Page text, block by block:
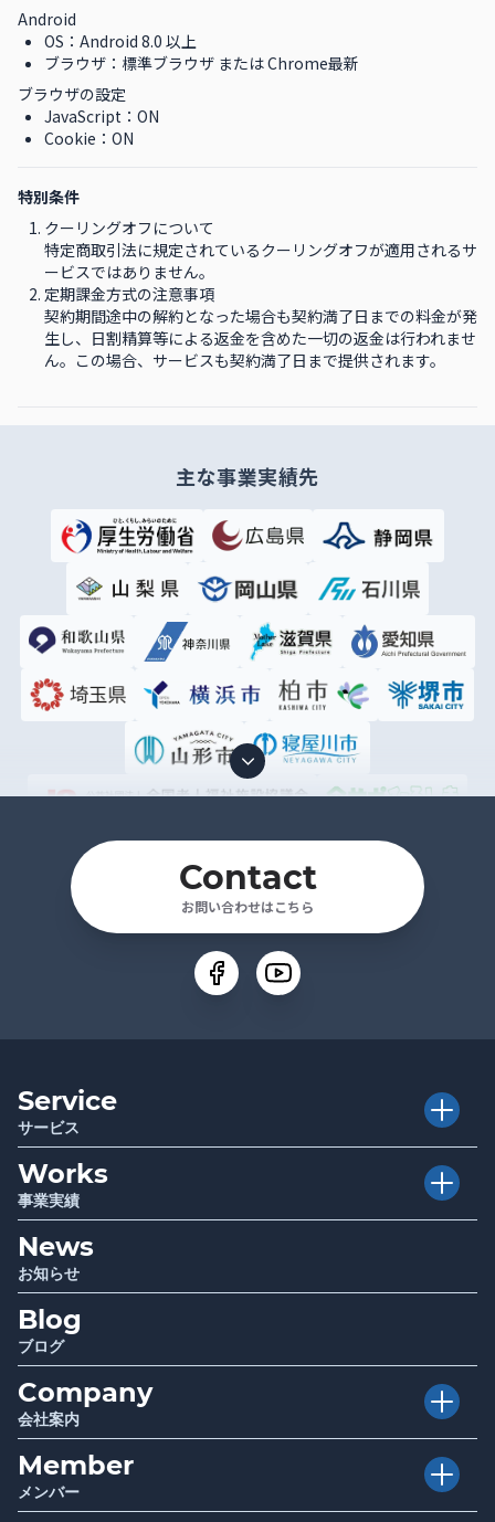
Android
OS：Android 8.0 以上
ブラウザ：標準ブラウザ または Chrome最新
ブラウザの設定
JavaScript：ON
Cookie：ON
特別条件
クーリングオフについて
特定商取引法に規定されているクーリングオフが適用されるサ
ービスではありません。
定期課金方式の注意事項
契約期間途中の解約となった場合も契約満了日までの料金が発
生し、日割精算等による返金を含めた一切の返金は行われませ
ん。この場合、サービスも契約満了日まで提供されます。
主な事業実績先
Contact
お問い合わせはこちら
Service
サービス
Executive Club
Club TRAPE クラブトラピ
Sociwell
Infrastructure
Works
事業実績
Project
Seminar 講演 / セミナー
Report
News
お知らせ
Blog
ブログ
Company
会社案内
Vision 目指す世界
Mission 使命
Member
メンバー